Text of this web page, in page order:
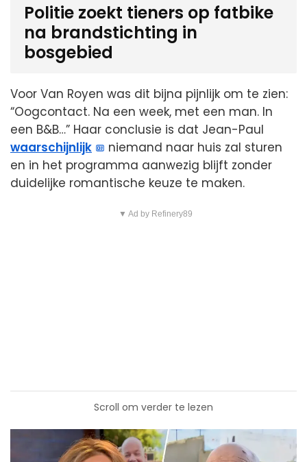
Politie zoekt tieners op fatbike
na brandstichting in
bosgebied
Voor Van Royen was dit bijna pijnlijk om te zien:
“Oogcontact. Na een week, met een man. In
een B&B…” Haar conclusie is dat Jean-Paul
waarschijnlijk
niemand naar huis zal sturen
en in het programma aanwezig blijft zonder
duidelijke romantische keuze te maken.
▼ Ad by Refinery89
Scroll om verder te lezen